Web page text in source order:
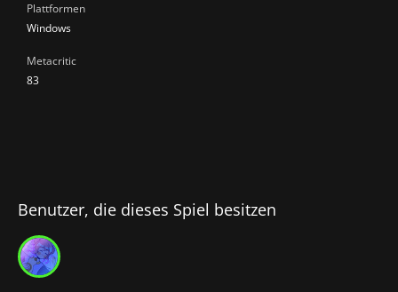
Plattformen
Windows
Metacritic
83
Benutzer, die dieses Spiel besitzen